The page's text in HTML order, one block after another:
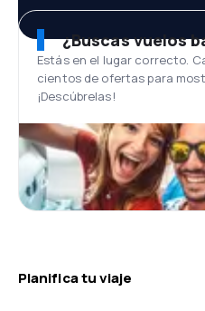
¿Buscas vuelos
Estás en el lugar correcto.
cientos de ofertas para
¡Descúbrelas!
Planifica tu viaje